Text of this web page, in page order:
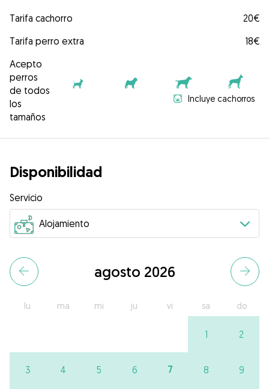
Tarifa cachorro
20€
Tarifa perro extra
18€
Acepto
perros
de todos
los
tamaños
Incluye cachorros
Disponibilidad
Servicio
agosto 2026
lu ma mi ju vi sa do
1 2
3 4 5 6 7 8 9